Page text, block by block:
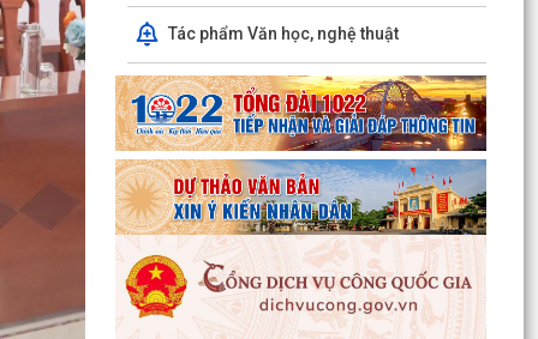
Tác phẩm Văn học, nghệ thuật
ĐẢNG BỘ PHƯỜNG VIỆT HÒA HỌC TẬP, QUÁN
TRIỆT NGHỊ QUYẾT HỘI NGHỊ LẦN THỨ BA BAN
CHẤP HÀNH TRUNG...
HỘI NÔNG DÂN THÀNH PHỐ HẢI PHÒNG: KIỂM
TRA CÔNG TÁC HỘI VÀ PHONG TRÀO NÔNG
DÂN 6 THÁNG ĐẦU NĂM 2026...
Thông qua 24 Nghị quyết tại Kỳ họp thứ 3 (Kỳ
họp thường lệ giữa năm 2026) HĐND thành phố
khóa XVII
Phường Việt Hòa khai mạc lớp bồi dưỡng kiến